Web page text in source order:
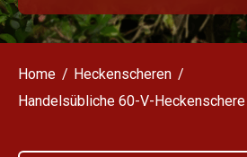
Home
Heckenscheren
Handelsübliche 60-V-Heckenschere